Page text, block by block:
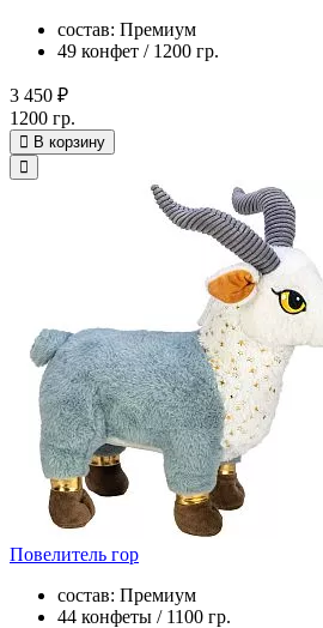
состав: Премиум
49 конфет / 1200 гр.
3 450 ₽
1200 гр.
В корзину
Повелитель гор
состав: Премиум
44 конфеты / 1100 гр.